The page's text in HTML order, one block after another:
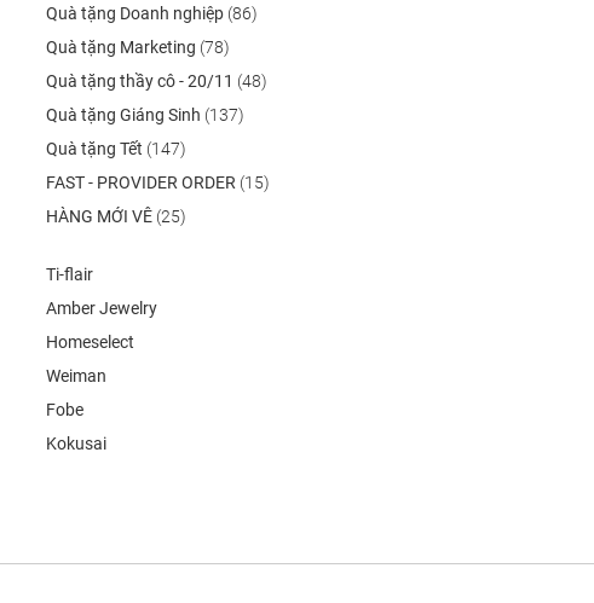
Quà tặng Doanh nghiệp (86)
Quà tặng Marketing (78)
Quà tặng thầy cô - 20/11 (48)
Quà tặng Giáng Sinh (137)
Quà tặng Tết (147)
FAST - PROVIDER ORDER (15)
HÀNG MỚI VÊ (25)
Ti-flair
Amber Jewelry
Homeselect
Weiman
Fobe
Kokusai